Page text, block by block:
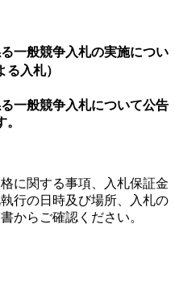
一般競争入札の実施につい
入札）
一般競争入札について公告
。
に関する事項、入札保証金
行の日時及び場所、入札の
からご確認ください。